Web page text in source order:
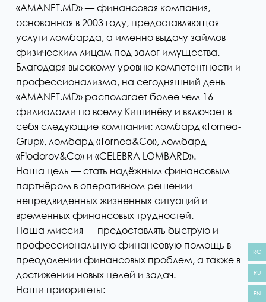
«AMANET.MD» — финансовая компания,
основанная в 2003 году, предоставляющая
услуги ломбарда, а именно выдачу займов
физическим лицам под залог имущества.
Благодаря высокому уровню компетентности и
профессионализма, на сегодняшний день
«AMANET.MD» располагает более чем 16
филиалами по всему Кишинёву и включает в
себя следующие компании: ломбард «Tornea-
Grup», ломбард «Tornea&Co», ломбард
«Fiodorov&Co» и «CELEBRA LOMBARD».
Наша цель — стать надёжным финансовым
партнёром в оперативном решении
непредвиденных жизненных ситуаций и
временных финансовых трудностей.
Наша миссия — предоставлять быструю и
профессиональную финансовую помощь в
преодолении финансовых проблем, а также в
достижении новых целей и задач.
Наши приоритеты:
RO
RU
EN